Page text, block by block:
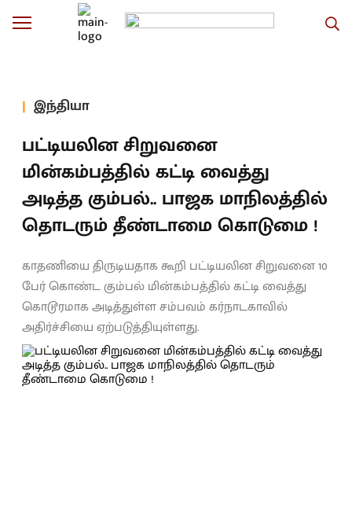
இந்தியா
பட்டியலின சிறுவனை
மின்கம்பத்தில் கட்டி வைத்து
அடித்த கும்பல்.. பாஜக மாநிலத்தில்
தொடரும் தீண்டாமை கொடுமை !
காதணியை திருடியதாக கூறி பட்டியலின சிறுவனை 10
பேர் கொண்ட கும்பல் மின்கம்பத்தில் கட்டி வைத்து
கொடூரமாக அடித்துள்ள சம்பவம் கர்நாடகாவில்
அதிர்ச்சியை ஏற்படுத்தியுள்ளது.